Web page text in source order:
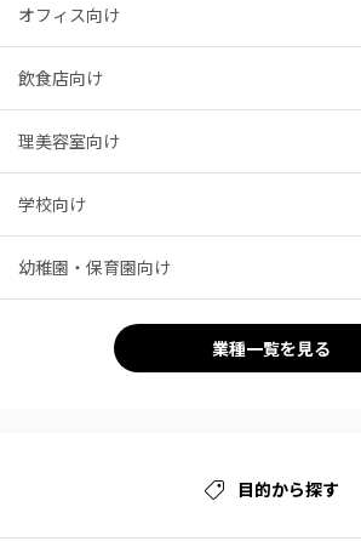
オフィス向け
飲食店向け
理美容室向け
学校向け
幼稚園・保育園向け
業種一覧を見る
目的から探す